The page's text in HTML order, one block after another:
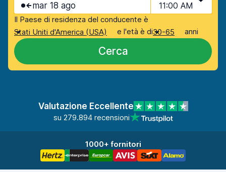
mar 18 ago 11:00 AM
Il Paese di residenza del conducente è
Stati Uniti d'America (USA)
e l'età è di30-65 anni
Cerca
Valutazione Eccellente
su 279.894 recensioni
1000+ fornitori